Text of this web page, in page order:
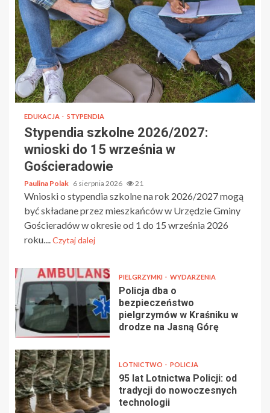
EDUKACJA STYPENDIA
Stypendia szkolne 2026/2027:
wnioski do 15 września w
Gościeradowie
Paulina Polak 6 sierpnia 2026 21
Wnioski o stypendia szkolne na rok 2026/2027 mogą
być składane przez mieszkańców w Urzędzie Gminy
Gościeradów w okresie od 1 do 15 września 2026
roku.... Czytaj dalej
PIELGRZYMKI WYDARZENIA
Policja dba o
bezpieczeństwo
pielgrzymów w Kraśniku w
drodze na Jasną Górę
LOTNICTWO POLICJA
95 lat Lotnictwa Policji: od
tradycji do nowoczesnych
technologii